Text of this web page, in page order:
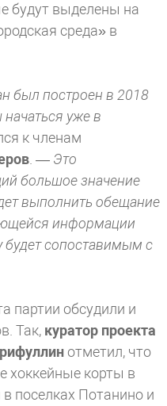
будут выделены на
среда» в
был построен в 2018
уже в
к членам
— Это
большое значение
выполнить обещание
информации
будет сопоставимым с
партии обсудили и
Так, куратор проекта
отметил, что
хоккейные корты в
поселках Потанино и